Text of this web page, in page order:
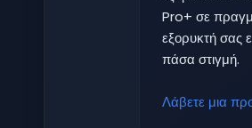
Pro+ σε
εξορυκτή σας
πάσα στιγμή.
Λάβετε μια